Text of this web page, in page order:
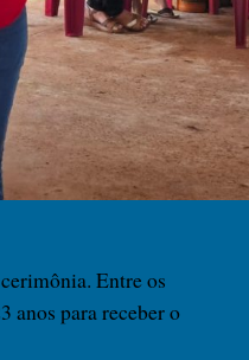
Entre os
anos para receber o